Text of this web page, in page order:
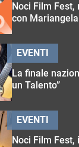
Noci Film
con
La finale
un Talento”
EVENTI
Noci Film
EVENTI